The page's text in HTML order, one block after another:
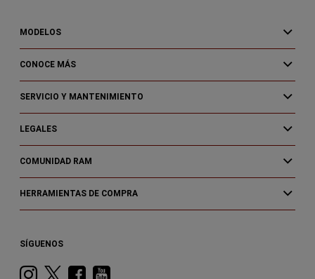
MODELOS
CONOCE MÁS
SERVICIO Y MANTENIMIENTO
LEGALES
COMUNIDAD RAM
HERRAMIENTAS DE COMPRA
SÍGUENOS
Instagram
TwitterFacebook
Youtube